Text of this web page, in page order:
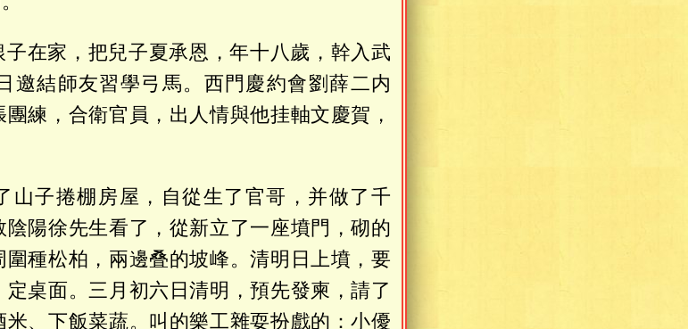
在家，把兒子夏承恩，年十八歲，幹入武
邀結師友習學弓馬。西門慶約會劉薛二内
練，合衛官員，出人情與他挂軸文慶賀，
山子捲棚房屋，自從生了官哥，并做了千
陰陽徐先生看了，從新立了一座墳門，砌的
種松柏，兩邊叠的坡峰。清明日上墳，要
桌面。三月初六日清明，預先發柬，請了
、下飯菜蔬。叫的樂工雜耍扮戲的：小優